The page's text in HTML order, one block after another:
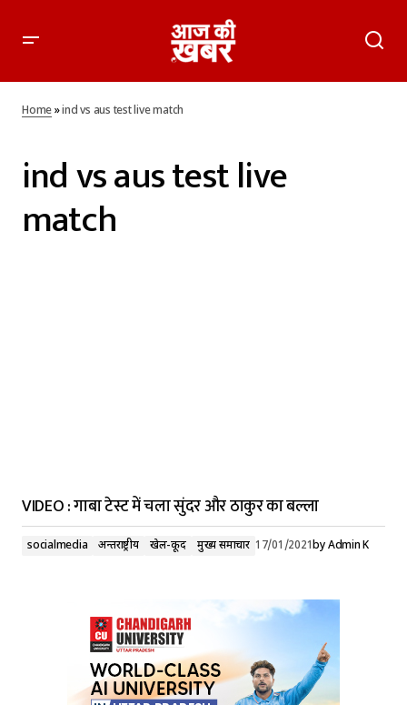
Home»ind vs aus test live match
ind vs aus test live
match
VIDEO : गाबा टेस्ट में चला सुंदर और ठाकुर का बल्ला
socialmedia अन्तर्राष्ट्रीय खेल-कूद मुख्य समाचार 17/01/2021byAdmin K